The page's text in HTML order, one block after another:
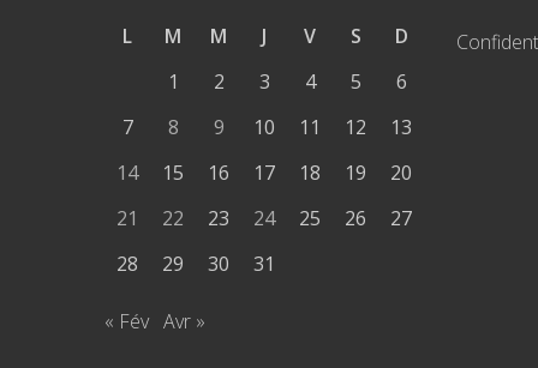
L
M M J V S
D
1
2 3 4 5
6
7
8 9 10 11 12
13
14
15 16 17 18 19
20
21
22 23 24 25 26
27
28
29 30 31
« Fév Avr »